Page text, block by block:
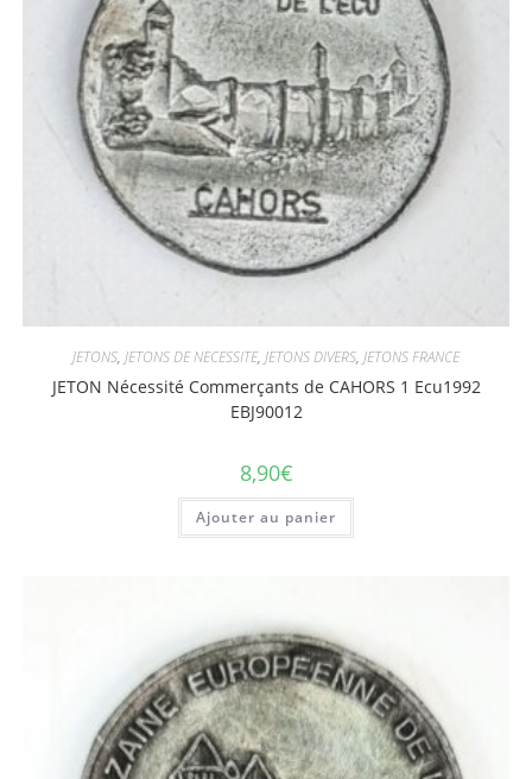
JETONS, JETONS DE NECESSITE, JETONS DIVERS, JETONS FRANCE
JETON Nécessité Commerçants de CAHORS 1 Ecu1992
EBJ90012
8,90€
Ajouter au panier